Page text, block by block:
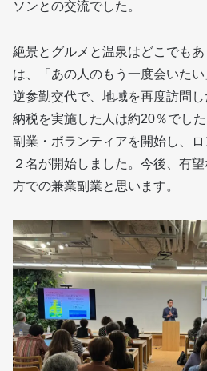
ソンとの交流でした。
絶景とグルメと温泉はどこでも
は、「あの人のもう一度会いた
逆参勤交代で、地域を再度訪問
納税を実施した人は約20％でし
副業・ボランティアを開始し、
２名が開始しました。今後、有
方での兼業副業と思います。